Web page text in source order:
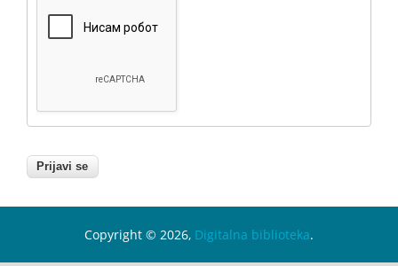
Copyright © 2026, Digitalna biblioteka.